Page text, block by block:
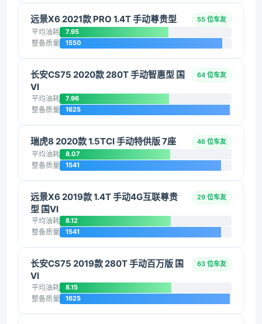
远景X6 2021款 PRO 1.4T 手动尊贵型 55 位车友
平均油耗 7.95
整备质量 1550
长安CS75 2020款 280T 手动智惠型 国
VI
64 位车友
平均油耗 7.96
整备质量 1625
瑞虎8 2020款 1.5TCI 手动特供版 7座 46 位车友
平均油耗 8.07
整备质量 1541
远景X6 2019款 1.4T 手动4G互联尊贵
型 国VI
29 位车友
平均油耗 8.12
整备质量 1541
长安CS75 2019款 280T 手动百万版 国
VI
63 位车友
平均油耗 8.15
整备质量 1625